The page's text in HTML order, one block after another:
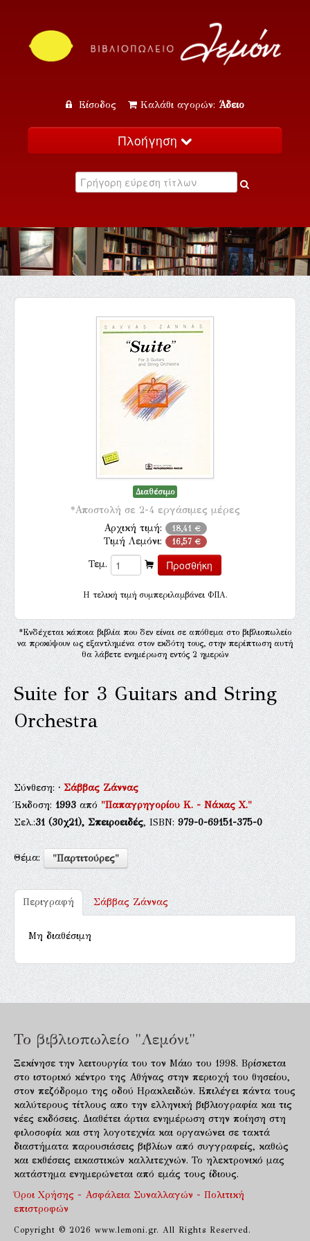
Είσοδος Καλάθι αγορών: Άδειο
Πλοήγηση
Κατάλογος
Εκδηλώσεις
Επικοινωνία
Διαθέσιμο
*Αποστολή σε 2-4 εργάσιμες μέρες
Αρχική τιμή: 18,41 €
Τιμή Λεμόνι: 16,57 €
Τεμ.
H τελική τιμή συμπεριλαμβάνει ΦΠΑ.
*Ενδέχεται κάποια βιβλία που δεν είναι σε απόθεμα στο βιβλιοπωλείο
να προκύψουν ως εξαντλημένα στον εκδότη τους, στην περίπτωση αυτή
θα λάβετε ενημέρωση εντός 2 ημερών
Suite for 3 Guitars and String
Orchestra
Σύνθεση:·Σάββας Ζάννας
Έκδοση:1993από"Παπαγρηγορίου Κ. - Νάκας Χ."
Σελ.:31(30χ21), Σπειροειδές, ISBN:979-0-69151-375-0
Θέμα: "Παρτιτούρες"
Περιγραφή Σάββας Ζάννας
Μη διαθέσιμη
Το βιβλιοπωλείο "Λεμόνι"
Ξεκίνησε την λειτουργία του τον Μάιο του 1998. Βρίσκεται
στο ιστορικό κέντρο της Αθήνας στην περιοχή του θησείου,
στον πεζόδρομο της οδού Ηρακλειδών. Επιλέγει πάντα τους
καλύτερους τίτλους απο την ελληνική βιβλιογραφία και τις
νέες εκδόσεις. Διαθέτει άρτια ενημέρωση στην ποίηση στη
φιλοσοφία και στη λογοτεχνία και οργανώνει σε τακτά
διαστήματα παρουσιάσεις βιβλίων από συγγραφείς, καθώς
και εκθέσεις εικαστικών καλλιτεχνών. Το ηλεκτρονικό μας
κατάστημα ενημερώνεται από εμάς τους ίδιους.
Όροι Χρήσης - Ασφάλεια Συναλλαγών - Πολιτική
επιστροφών
Copyright © 2026 www.lemoni.gr. All Rights Reserved.